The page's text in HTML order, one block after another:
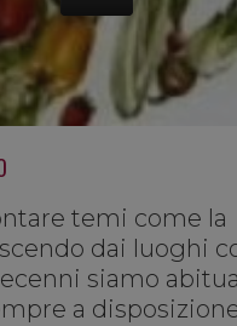
temi come la
dai luoghi
siamo
a